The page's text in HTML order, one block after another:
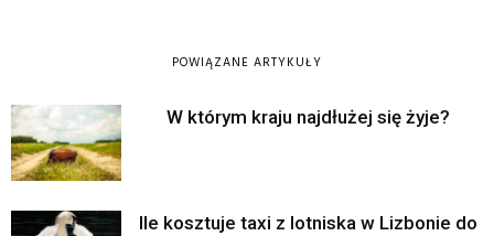
POWIĄZANE ARTYKUŁY
W którym kraju najdłużej się żyje?
Ile kosztuje taxi z lotniska w Lizbonie do